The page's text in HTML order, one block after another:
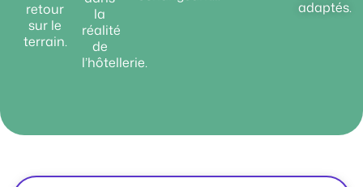
retour
sur le
terrain.
la
réalité
de
l’hôtellerie.
adaptés.